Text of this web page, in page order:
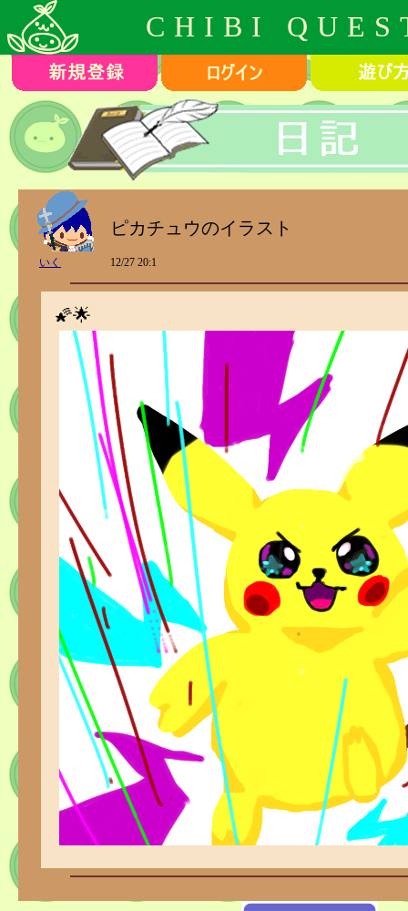
CHIBI
ピカチュウのイラスト
いく 12/27 20:1
🌠🌟